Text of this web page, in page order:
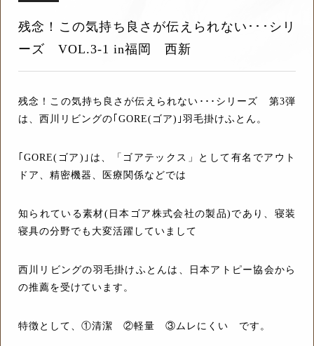
残念！この気持ち良さが伝えられない･･･シリ
ーズ VOL.3-1 in福岡 西新
残念！この気持ち良さが伝えられない･･･シリーズ 第3弾
は、西川リビングの｢GORE(ゴア)｣羽毛掛けふとん。
｢GORE(ゴア)｣は、「ゴアテックス」として有名でアウト
ドア、精密機器、医療関係などでは
知られている素材(日本ゴア株式会社の製品)であり、寝装
寝具の分野でも大変活躍していまして
西川リビングの羽毛掛けふとんは、日本アトピー協会から
の推薦を受けています。
特徴として、①清潔 ②軽量 ③ムレにくい です。